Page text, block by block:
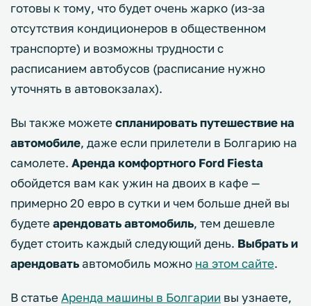
готовы к тому, что будет очень жарко (из-за
отсутствия кондиционеров в общественном
транспорте) и возможны трудности с
расписанием автобусов (расписание нужно
уточнять в автовокзалах).
Вы также можете спланировать путешествие на
автомобиле, даже если прилетели в Болгарию на
самолете. Аренда комфортного Ford Fiesta
обойдется вам как ужин на двоих в кафе —
примерно 20 евро в сутки и чем больше дней вы
будете арендовать автомобиль, тем дешевле
будет стоить каждый следующий день. Выбрать и
арендоватьавтомобиль можно на этом сайте.
В статье Аренда машины в Болгарии вы узнаете,